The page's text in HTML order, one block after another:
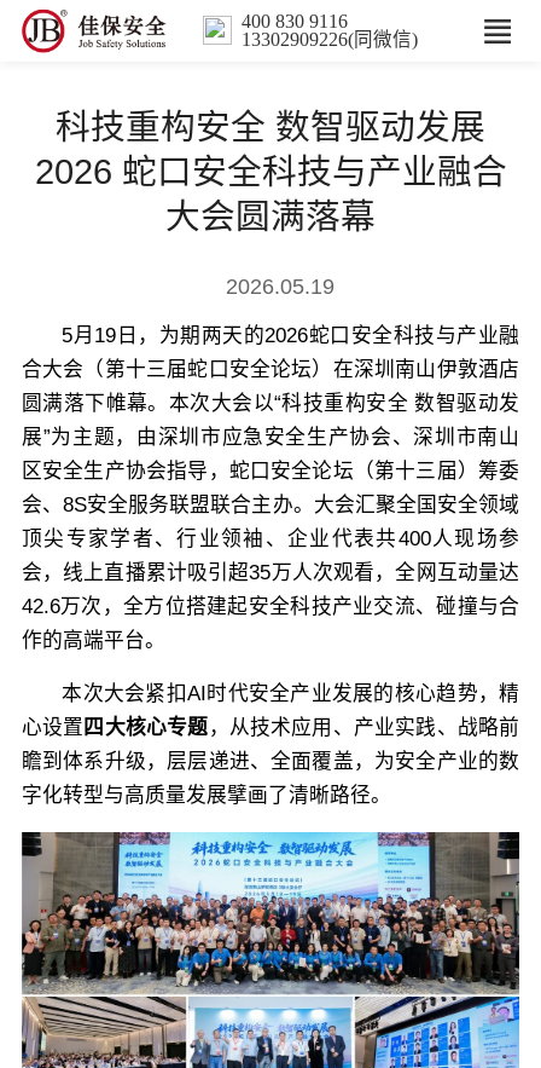
400 830 9116
13302909226(同微信)
核心业务
培训
人力服务
新闻中心
关于佳保
科技重构安全 数智驱动发展
2026 蛇口安全科技与产业融合
大会圆满落幕
2026.05.19
5月19日，为期两天的2026蛇口安全科技与产业融
合大会（第十三届蛇口安全论坛）在深圳南山伊敦酒店
圆满落下帷幕。本次大会以“科技重构安全 数智驱动发
展”为主题，由深圳市应急安全生产协会、深圳市南山
区安全生产协会指导，蛇口安全论坛（第十三届）筹委
会、8S安全服务联盟联合主办。大会汇聚全国安全领域
顶尖专家学者、行业领袖、企业代表共400人现场参
会，线上直播累计吸引超35万人次观看，全网互动量达
42.6万次，全方位搭建起安全科技产业交流、碰撞与合
作的高端平台。
本次大会紧扣AI时代安全产业发展的核心趋势，精
心设置 四大核心专题 ，从技术应用、产业实践、战略前
瞻到体系升级，层层递进、全面覆盖，为安全产业的数
字化转型与高质量发展擘画了清晰路径。